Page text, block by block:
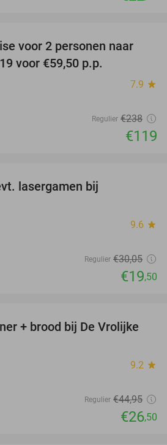
50%
voor 2 personen naar
voor €59,50 p.p.
7.9 star
Regulier €238
€119
lasergamen bij
9.6 star
Regulier €30,05
€19,50
41%
+ brood bij De Vrolijke
9.2 star
Regulier €44,95
€26,50